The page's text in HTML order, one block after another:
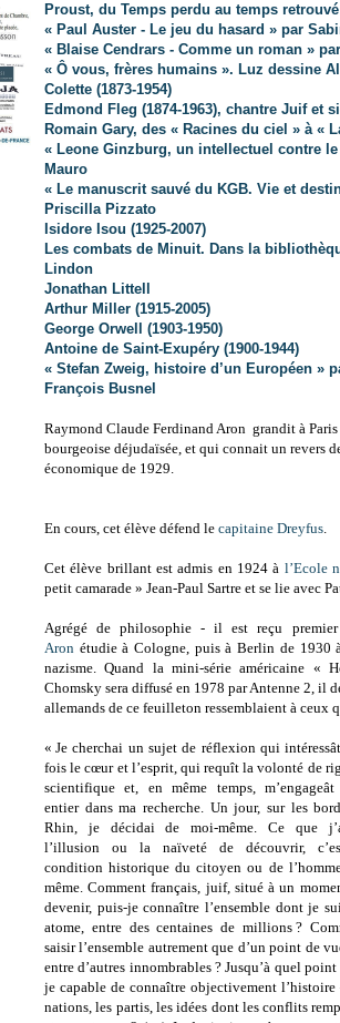
Proust, du Temps perdu au temps retrouvé
« Paul Auster - Le jeu du hasard » par
« Blaise Cendrars - Comme un roman »
« Ô vous, frères humains ». Luz dessine
Colette (1873-1954)
Edmond Fleg (1874-1963), chantre Juif et
Romain Gary, des « Racines du ciel » à «
« Leone Ginzburg, un intellectuel contre
Mauro
« Le manuscrit sauvé du KGB. Vie et
Priscilla Pizzato
Isidore Isou (1925-2007)
Les combats de Minuit. Dans la
Lindon
Jonathan Littell
Arthur Miller (1915-2005)
George Orwell (1903-1950)
Antoine de Saint-Exupéry (1900-1944)
« Stefan Zweig, histoire d’un Européen »
François Busnel
Raymond Claude Ferdinand Aron grandit à
bourgeoise déjudaïsée, et qui connait un revers
économique de 1929.
En cours, cet élève défend le capitaine Dreyfus.
Cet élève brillant est admis en 1924 à l’Ecole
petit camarade » Jean-Paul Sartre et se lie avec
Agrégé de philosophie - il est reçu
Aron étudie à Cologne, puis à Berlin de 1930
nazisme. Quand la mini-série américaine «
Chomsky sera diffusé en 1978 par Antenne 2, il
allemands de ce feuilleton ressemblaient à ceux
« Je cherchai un sujet de réflexion qui
fois le cœur et l’esprit, qui requît la volonté de
scientifique et, en même temps,
entier dans ma recherche. Un jour, sur les
Rhin, je décidai de moi-même. Ce que
l’illusion ou la naïveté de découvrir,
condition historique du citoyen ou de
même. Comment français, juif, situé à un
devenir, puis-je connaître l’ensemble dont je
atome, entre des centaines de millions ?
saisir l’ensemble autrement que d’un point de
entre d’autres innombrables ? Jusqu’à quel
je capable de connaître objectivement l’histoire
nations, les partis, les idées dont les conflits